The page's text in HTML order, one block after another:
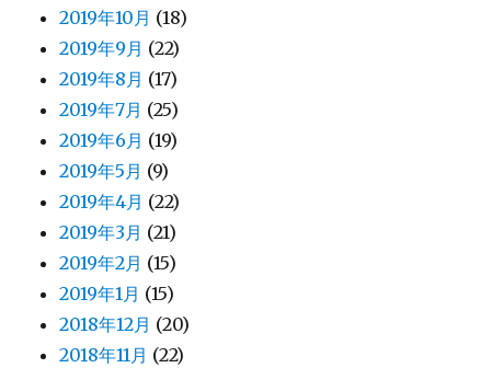
2019年10月 (18)
2019年9月 (22)
2019年8月 (17)
2019年7月 (25)
2019年6月 (19)
2019年5月 (9)
2019年4月 (22)
2019年3月 (21)
2019年2月 (15)
2019年1月 (15)
2018年12月 (20)
2018年11月 (22)